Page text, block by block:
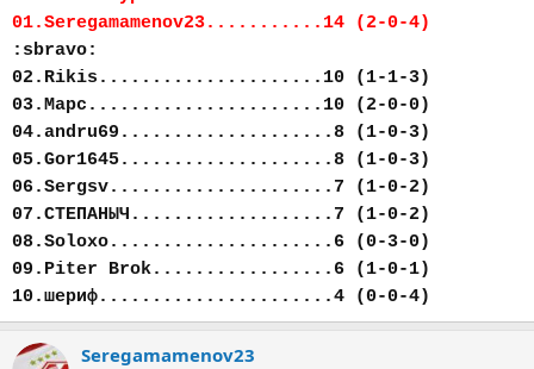
01.Seregamamenov23...........14 (2-0-4)
:sbravo:
02.Rikis.....................10 (1-1-3)
03.Марс......................10 (2-0-0)
04.andru69....................8 (1-0-3)
05.Gor1645....................8 (1-0-3)
06.Sergsv.....................7 (1-0-2)
07.СТЕПАНЫЧ...................7 (1-0-2)
08.Soloxo.....................6 (0-3-0)
09.Piter Brok.................6 (1-0-1)
10.шериф......................4 (0-0-4)
Seregamamenov23